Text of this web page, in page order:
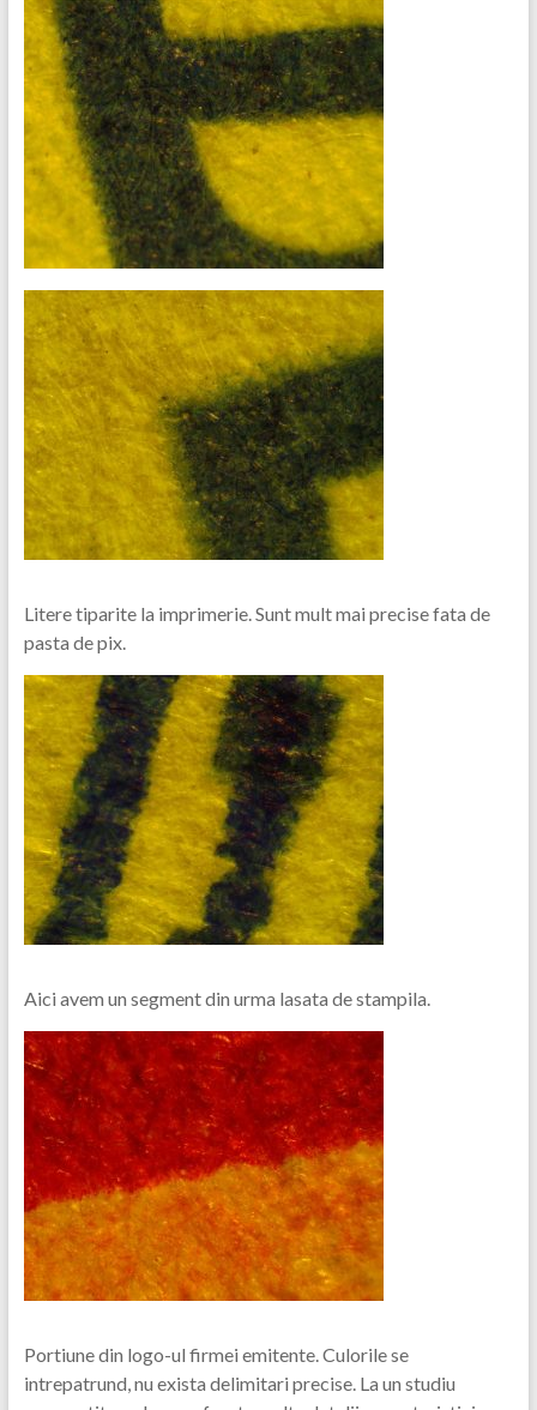
Litere tiparite la imprimerie. Sunt mult mai precise fata de
pasta de pix.
Aici avem un segment din urma lasata de stampila.
Portiune din logo-ul firmei emitente. Culorile se
intrepatrund, nu exista delimitari precise. La un studiu